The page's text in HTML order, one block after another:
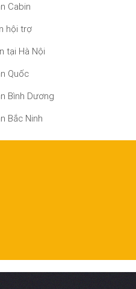
Cabin
hội trợ
tại Hà Nội
Quốc
Bình Dương
Bắc Ninh